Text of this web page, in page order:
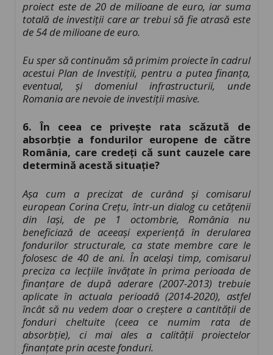
proiect este de 20 de milioane de euro, iar suma
totală de investiții care ar trebui să fie atrasă este
de 54 de milioane de euro.
Eu sper să continuăm să primim proiecte în cadrul
acestui Plan de Investiții, pentru a putea finanța,
eventual, și domeniul infrastructurii, unde
Romania are nevoie de investiții masive.
6. În ceea ce privește rata scăzută de
absorbție a fondurilor europene de către
România, care credeți că sunt cauzele care
determină acestă situație?
Așa cum a precizat de curând și comisarul
european Corina Crețu, într-un dialog cu cetățenii
din Iași, de pe 1 octombrie, România nu
beneficiază de aceeași experiență în derularea
fondurilor structurale, ca state membre care le
folosesc de 40 de ani. În același timp, comisarul
preciza ca lecțiile învățate în prima perioada de
finanțare de după aderare (2007-2013) trebuie
aplicate în actuala perioadă (2014-2020), astfel
încât să nu vedem doar o creștere a cantității de
fonduri cheltuite (ceea ce numim rata de
absorbție), ci mai ales a calității proiectelor
finanțate prin aceste fonduri.